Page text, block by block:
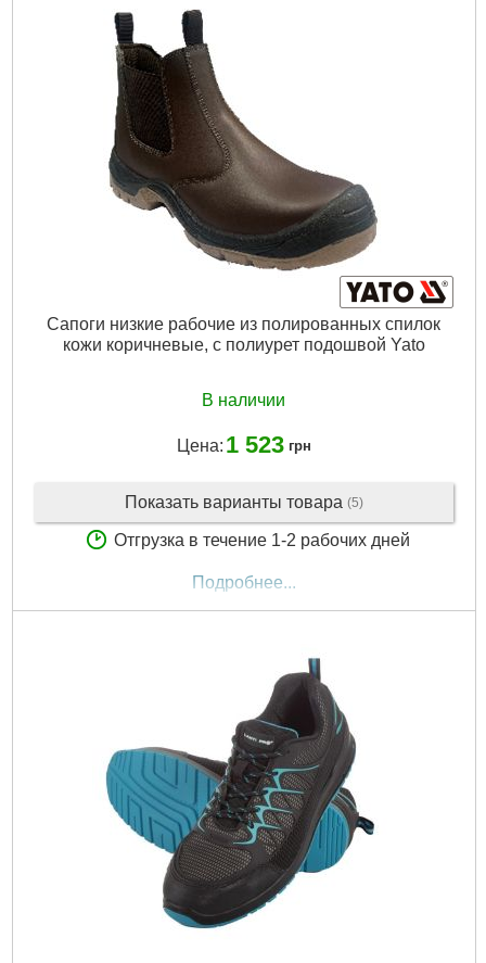
Сапоги низкие рабочие из полированных спилок
кожи коричневые, с полиурет подошвой Yato
В наличии
Цена: 1 523 грн
Показать варианты товара (5)
Отгрузка в течение 1-2 рабочих дней
Подробнее...